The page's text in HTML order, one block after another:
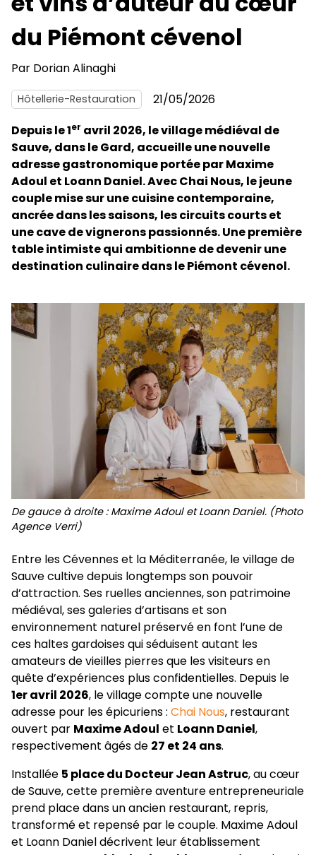
du Piémont cévenol
Par Dorian Alinaghi
Hôtellerie-Restauration
21/05/2026
Depuis le 1er avril 2026, le village médiéval de
Sauve, dans le Gard, accueille une nouvelle
adresse gastronomique portée par Maxime
Adoul et Loann Daniel. Avec Chai Nous, le jeune
couple mise sur une cuisine contemporaine,
ancrée dans les saisons, les circuits courts et
une cave de vignerons passionnés. Une première
table intimiste qui ambitionne de devenir une
destination culinaire dans le Piémont cévenol.
De gauce à droite : Maxime Adoul et Loann Daniel. (Photo
Agence Verri)
Entre les Cévennes et la Méditerranée, le village de
Sauve cultive depuis longtemps son pouvoir
d’attraction. Ses ruelles anciennes, son patrimoine
médiéval, ses galeries d’artisans et son
environnement naturel préservé en font l’une de
ces haltes gardoises qui séduisent autant les
amateurs de vieilles pierres que les visiteurs en
quête d’expériences plus confidentielles. Depuis le
1er avril 2026, le village compte une nouvelle
adresse pour les épicuriens : Chai Nous, restaurant
ouvert par Maxime Adoul et Loann Daniel,
respectivement âgés de 27 et 24 ans.
Installée 5 place du Docteur Jean Astruc, au cœur
de Sauve, cette première aventure entrepreneuriale
prend place dans un ancien restaurant, repris,
transformé et repensé par le couple. Maxime Adoul
et Loann Daniel décrivent leur établissement